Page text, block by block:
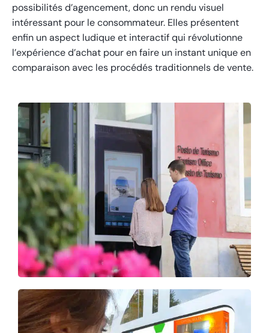
possibilités d’agencement, donc un rendu visuel
intéressant pour le consommateur. Elles présentent
enfin un aspect ludique et interactif qui révolutionne
l’expérience d’achat pour en faire un instant unique en
comparaison avec les procédés traditionnels de vente.